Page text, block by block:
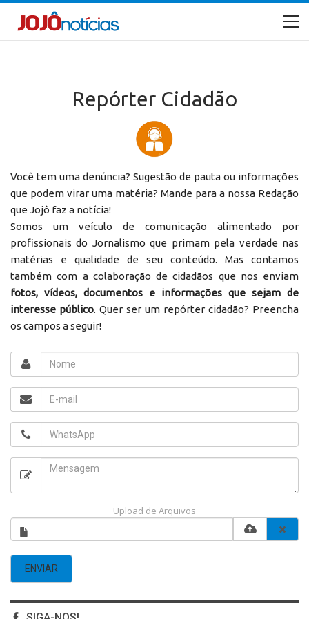
Repórter Cidadão
Você tem uma denúncia? Sugestão de pauta ou informações
que podem virar uma matéria? Mande para a nossa Redação
que Jojô faz a notícia!
Somos um veículo de comunicação alimentado por
profissionais do Jornalismo que primam pela verdade nas
matérias e qualidade de seu conteúdo. Mas contamos
também com a colaboração de cidadãos que nos enviam
fotos, vídeos, documentos e informações que sejam de
interesse público. Quer ser um repórter cidadão? Preencha
os campos a seguir!
Upload de Arquivos
ENVIAR